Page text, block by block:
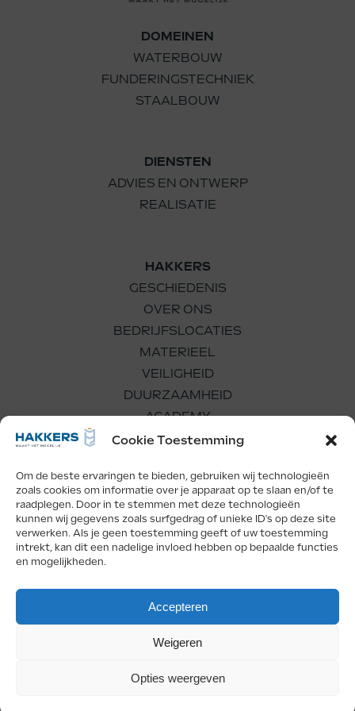
Cookie Toestemming
Om de beste ervaringen te bieden, gebruiken wij technologieën
zoals cookies om informatie over je apparaat op te slaan en/of te
raadplegen. Door in te stemmen met deze technologieën
kunnen wij gegevens zoals surfgedrag of unieke ID's op deze site
verwerken. Als je geen toestemming geeft of uw toestemming
intrekt, kan dit een nadelige invloed hebben op bepaalde functies
en mogelijkheden.
Accepteren
Weigeren
Opties weergeven
DOMEINEN
WATERBOUW
FUNDERINGSTECHNIEK
STAALBOUW
DIENSTEN
ADVIES EN ONTWERP
REALISATIE
HAKKERS
GESCHIEDENIS
OVER ONS
BEDRIJFSLOCATIES
MATERIEEL
VEILIGHEID
DUURZAAMHEID
ACADEMY
WERKEN BIJ
Facebook
LinkedIn
Instagram
Deze website is beveiligd door reCAPTCHA en de Google